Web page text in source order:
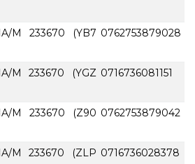
M 233670 (YB7 0762753879028
M 233670 (YGZ 0716736081151
M 233670 (Z90 0762753879042
M 233670 (ZLP 0716736028378